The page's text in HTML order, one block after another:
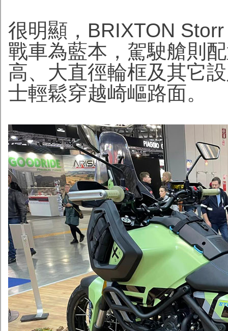
很明顯，BRIXTON
戰車為藍本，駕駛艙則
高、大直徑輪框及其它
士輕鬆穿越崎嶇路面。